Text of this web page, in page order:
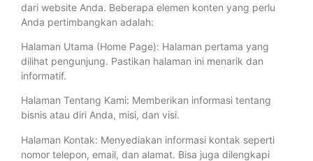
dari website Anda. Beberapa elemen konten yang perlu
Anda pertimbangkan adalah:
Halaman Utama (Home Page): Halaman pertama yang
dilihat pengunjung. Pastikan halaman ini menarik dan
informatif.
Halaman Tentang Kami: Memberikan informasi tentang
bisnis atau diri Anda, misi, dan visi.
Halaman Kontak: Menyediakan informasi kontak seperti
nomor telepon, email, dan alamat. Bisa juga dilengkapi